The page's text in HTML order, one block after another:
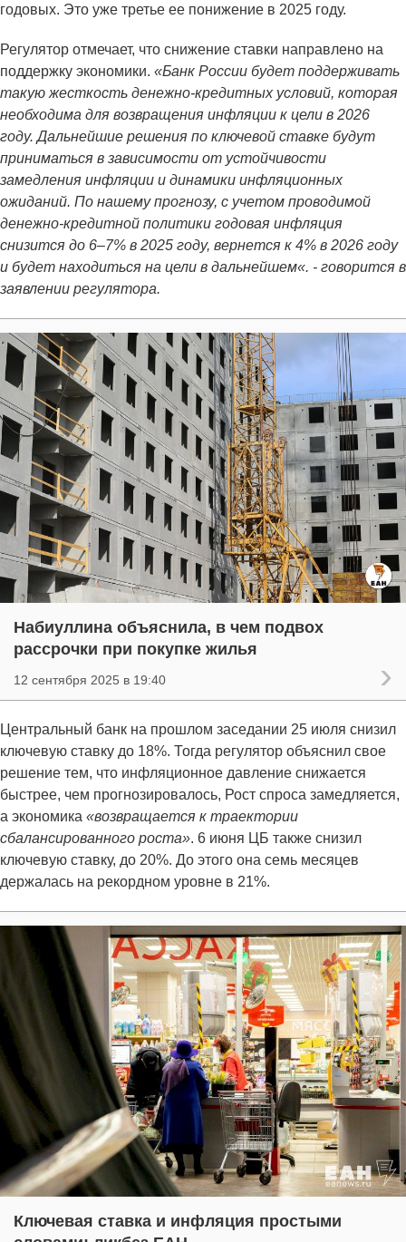
годовых. Это уже третье ее понижение в 2025 году.
Регулятор отмечает, что снижение ставки направлено на
поддержку экономики. «Банк России будет поддерживать
такую жесткость денежно-кредитных условий, которая
необходима для возвращения инфляции к цели в 2026
году. Дальнейшие решения по ключевой ставке будут
приниматься в зависимости от устойчивости
замедления инфляции и динамики инфляционных
ожиданий. По нашему прогнозу, с учетом проводимой
денежно-кредитной политики годовая инфляция
снизится до 6–7% в 2025 году, вернется к 4% в 2026 году
и будет находиться на цели в дальнейшем«. - говорится в
заявлении регулятора.
Набиуллина объяснила, в чем подвох
рассрочки при покупке жилья
12 сентября 2025 в 19:40
Центральный банк на прошлом заседании 25 июля снизил
ключевую ставку до 18%. Тогда регулятор объяснил свое
решение тем, что инфляционное давление снижается
быстрее, чем прогнозировалось, Рост спроса замедляется,
а экономика «возвращается к траектории
сбалансированного роста». 6 июня ЦБ также снизил
ключевую ставку, до 20%. До этого она семь месяцев
держалась на рекордном уровне в 21%.
Ключевая ставка и инфляция простыми